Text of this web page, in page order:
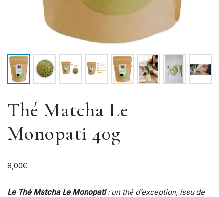
Thé Matcha Le
Monopati 40g
8,00€
Le Thé Matcha Le Monopati: un thé d’exception, issu de